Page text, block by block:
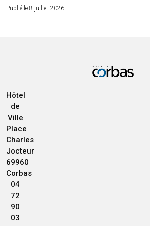
Publié le 8 juillet 2026
Hôtel
de
Ville
Place
Charles
Jocteur
69960
Corbas
04
72
90
03